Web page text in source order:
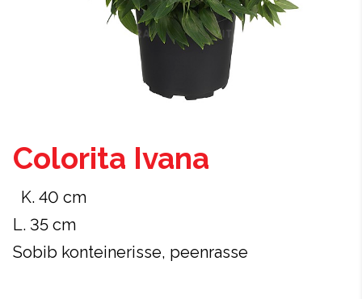
Colorita Ivana
K. 40 cm
L. 35 cm
Sobib konteinerisse, peenrasse